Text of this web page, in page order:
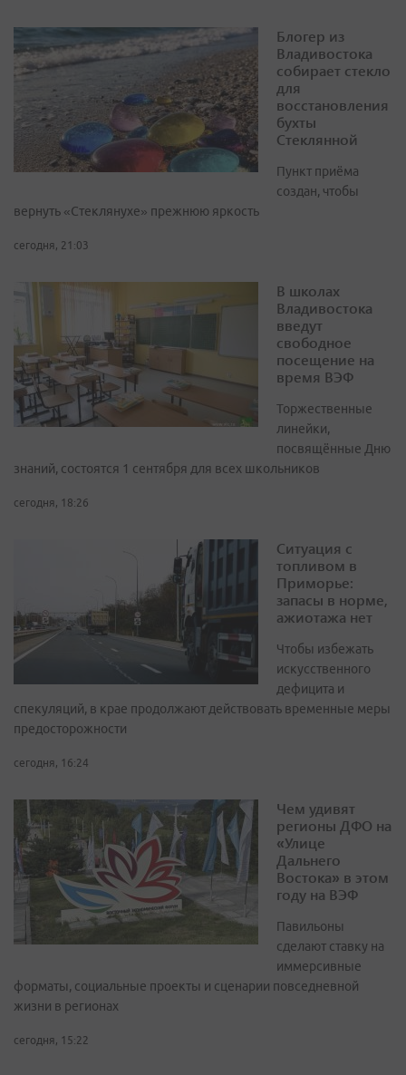
Блогер из
Владивостока
собирает стекло
для
восстановления
бухты
Стеклянной
Пункт приёма
создан, чтобы
вернуть «Стеклянухе» прежнюю яркость
сегодня, 21:03
В школах
Владивостока
введут
свободное
посещение на
время ВЭФ
Торжественные
линейки,
посвящённые Дню
знаний, состоятся 1 сентября для всех школьников
сегодня, 18:26
Ситуация с
топливом в
Приморье:
запасы в норме,
ажиотажа нет
Чтобы избежать
искусственного
дефицита и
спекуляций, в крае продолжают действовать временные меры
предосторожности
сегодня, 16:24
Чем удивят
регионы ДФО на
«Улице
Дальнего
Востока» в этом
году на ВЭФ
Павильоны
сделают ставку на
иммерсивные
форматы, социальные проекты и сценарии повседневной
жизни в регионах
сегодня, 15:22